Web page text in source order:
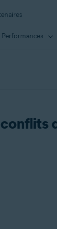
Performances